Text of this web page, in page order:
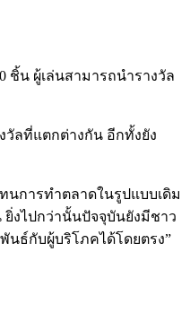
ชิ้น ผู้เล่นสามารถนำรางวัล
วัลที่แตกต่างกัน อีกทั้งยัง
นการทำตลาดในรูปแบบเดิม
งไปกว่านั้นปัจจุบันยังมีชาว
นธ์กับผู้บริโภคได้โดยตรง”